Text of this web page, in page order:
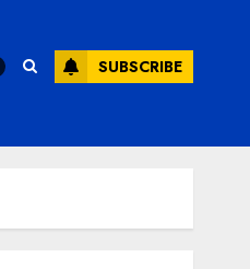
SUBSCRIBE